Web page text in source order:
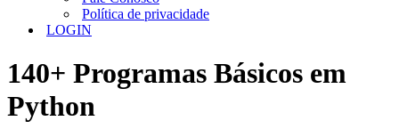
Política de privacidade
LOGIN
140+ Programas Básicos em
Python